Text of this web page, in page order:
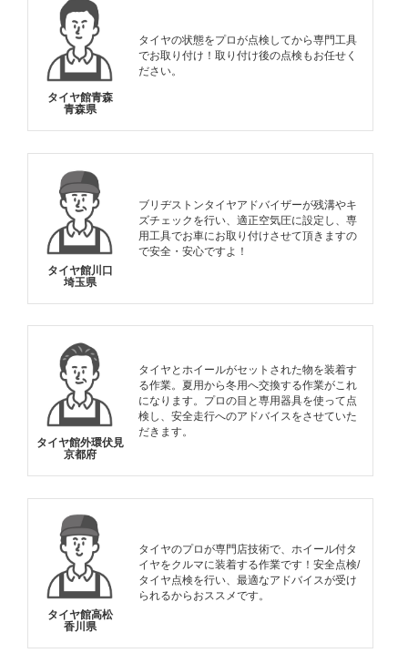
タイヤ館青森
青森県
タイヤの状態をプロが点検してから専門工具
でお取り付け！取り付け後の点検もお任せく
ださい。
タイヤ館川口
埼玉県
ブリヂストンタイヤアドバイザーが残溝やキ
ズチェックを行い、適正空気圧に設定し、専
用工具でお車にお取り付けさせて頂きますの
で安全・安心ですよ！
タイヤ館外環伏見
京都府
タイヤとホイールがセットされた物を装着す
る作業。夏用から冬用へ交換する作業がこれ
になります。プロの目と専用器具を使って点
検し、安全走行へのアドバイスをさせていた
だきます。
タイヤ館高松
香川県
タイヤのプロが専門店技術で、ホイール付タ
イヤをクルマに装着する作業です！安全点検/
タイヤ点検を行い、最適なアドバイスが受け
られるからおススメです。